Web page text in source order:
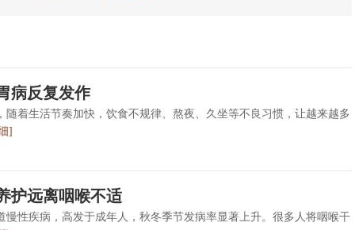
病反复发作
随着生活节奏加快，饮食不规律、熬夜、久坐等不良习惯，让越来越多
]
护远离咽喉不适
慢性疾病，高发于成年人，秋冬季节发病率显著上升。很多人将咽喉干